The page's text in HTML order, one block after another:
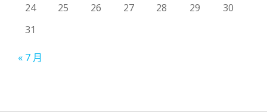
24
25 26 27 28 29
30
31
« 7 月